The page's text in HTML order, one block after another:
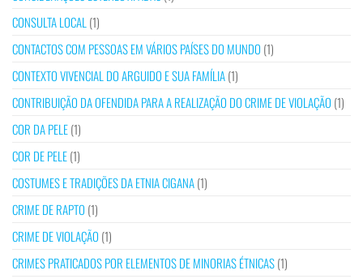
CONSULTA LOCAL (1)
CONTACTOS COM PESSOAS EM VÁRIOS PAÍSES DO MUNDO (1)
CONTEXTO VIVENCIAL DO ARGUIDO E SUA FAMÍLIA(1)
CONTRIBUIÇÃO DA OFENDIDA PARA A REALIZAÇÃO DO CRIME DE VIOLAÇÃO (1)
COR DA PELE(1)
COR DE PELE(1)
COSTUMES E TRADIÇÕES DA ETNIA CIGANA(1)
CRIME DE RAPTO (1)
CRIME DE VIOLAÇÃO (1)
CRIMES PRATICADOS POR ELEMENTOS DE MINORIAS ÉTNICAS(1)